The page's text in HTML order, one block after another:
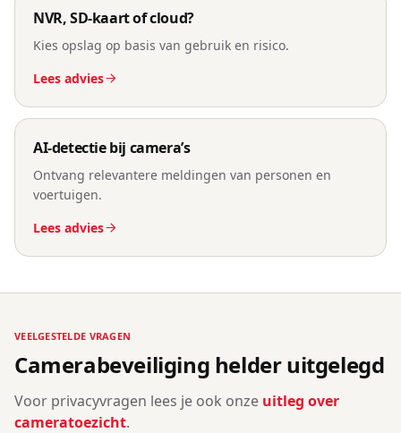
NVR, SD-kaart of cloud?
Kies opslag op basis van gebruik en risico.
Lees advies
AI-detectie bij camera’s
Ontvang relevantere meldingen van personen en
voertuigen.
Lees advies
VEELGESTELDE VRAGEN
Camerabeveiliging helder uitgelegd
Voor privacyvragen lees je ook onze uitleg over
cameratoezicht.